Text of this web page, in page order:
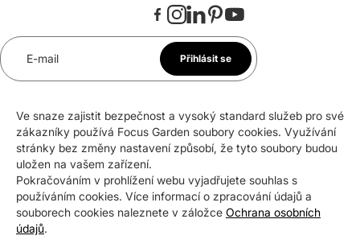
E-mail Přihlásit se
mailovou adresu. Svůj souhlas mohu kdykoli odvolat.
Certifikáty a ocenění
Ve snaze zajistit bezpečnost a vysoký standard služeb pro své
zákazníky používá Focus Garden soubory cookies. Využívání
stránky bez změny nastavení způsobí, že tyto soubory budou
uložen na vašem zařízení.
Pokračováním v prohlížení webu vyjadřujete souhlas s
používáním cookies. Více informací o zpracování údajů a
souborech cookies naleznete v záložce Ochrana osobních
údajů.